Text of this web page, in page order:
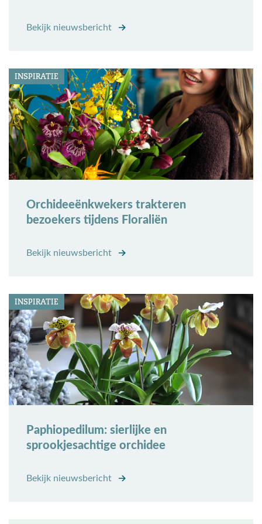
Bekijk nieuwsbericht
INSPIRATIE
Orchideeënkwekers trakteren
bezoekers tijdens Floraliën
Bekijk nieuwsbericht
INSPIRATIE
Paphiopedilum: sierlijke en
sprookjesachtige orchidee
Bekijk nieuwsbericht